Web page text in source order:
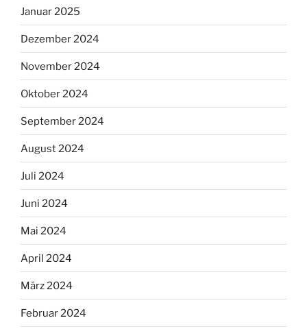
Januar 2025
Dezember 2024
November 2024
Oktober 2024
September 2024
August 2024
Juli 2024
Juni 2024
Mai 2024
April 2024
März 2024
Februar 2024